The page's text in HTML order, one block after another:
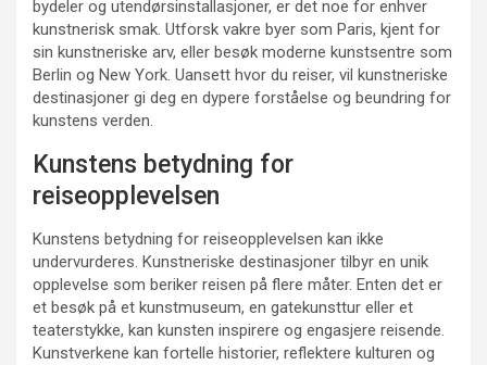
bydeler og utendørsinstallasjoner, er det noe for enhver
kunstnerisk smak. Utforsk vakre byer som Paris, kjent for
sin kunstneriske arv, eller besøk moderne kunstsentre som
Berlin og New York. Uansett hvor du reiser, vil kunstneriske
destinasjoner gi deg en dypere forståelse og beundring for
kunstens verden.
Kunstens betydning for
reiseopplevelsen
Kunstens betydning for reiseopplevelsen kan ikke
undervurderes. Kunstneriske destinasjoner tilbyr en unik
opplevelse som beriker reisen på flere måter. Enten det er
et besøk på et kunstmuseum, en gatekunsttur eller et
teaterstykke, kan kunsten inspirere og engasjere reisende.
Kunstverkene kan fortelle historier, reflektere kulturen og